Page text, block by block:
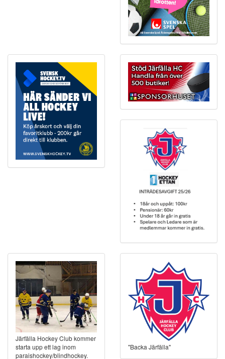
Järfälla Hockey Club kommer
starta upp ett lag inom
paraishockey/blindhockey.
"Backa Järfälla"